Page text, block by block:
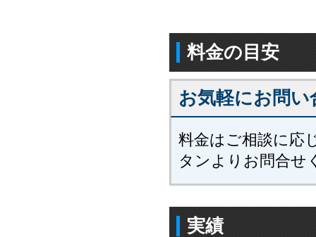
料金の目安
お気軽にお問
料金はご相談に応
タンよりお問合せ
実績